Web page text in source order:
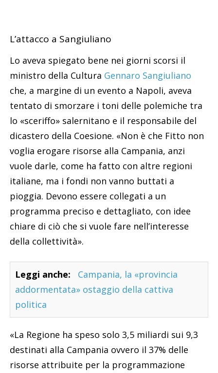
L’attacco a Sangiuliano
Lo aveva spiegato bene nei giorni scorsi il
ministro della Cultura Gennaro Sangiuliano
che, a margine di un evento a Napoli, aveva
tentato di smorzare i toni delle polemiche tra
lo «sceriffo» salernitano e il responsabile del
dicastero della Coesione. «Non è che Fitto non
voglia erogare risorse alla Campania, anzi
vuole darle, come ha fatto con altre regioni
italiane, ma i fondi non vanno buttati a
pioggia. Devono essere collegati a un
programma preciso e dettagliato, con idee
chiare di ciò che si vuole fare nell’interesse
della collettività».
Leggi anche:
Campania, la «provincia
addormentata» ostaggio della cattiva
politica
«La Regione ha speso solo 3,5 miliardi sui 9,3
destinati alla Campania ovvero il 37% delle
risorse attribuite per la programmazione